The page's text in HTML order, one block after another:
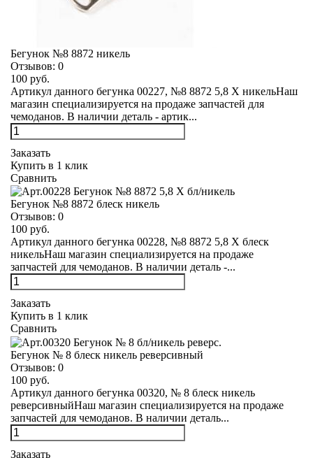
Бегунок №8 8872 никель
Отзывов: 0
100 руб.
Артикул данного бегунка 00227, №8 8872 5,8 Х никельНаш
магазин специализируется на продаже запчастей для
чемоданов. В наличии деталь - артик...
Заказать
Купить в 1 клик
Сравнить
Бегунок №8 8872 блеск никель
Отзывов: 0
100 руб.
Артикул данного бегунка 00228, №8 8872 5,8 Х блеск
никельНаш магазин специализируется на продаже
запчастей для чемоданов. В наличии деталь -...
Заказать
Купить в 1 клик
Сравнить
Бегунок № 8 блеск никель реверсивный
Отзывов: 0
100 руб.
Артикул данного бегунка 00320, № 8 блеск никель
реверсивныйНаш магазин специализируется на продаже
запчастей для чемоданов. В наличии деталь...
Заказать